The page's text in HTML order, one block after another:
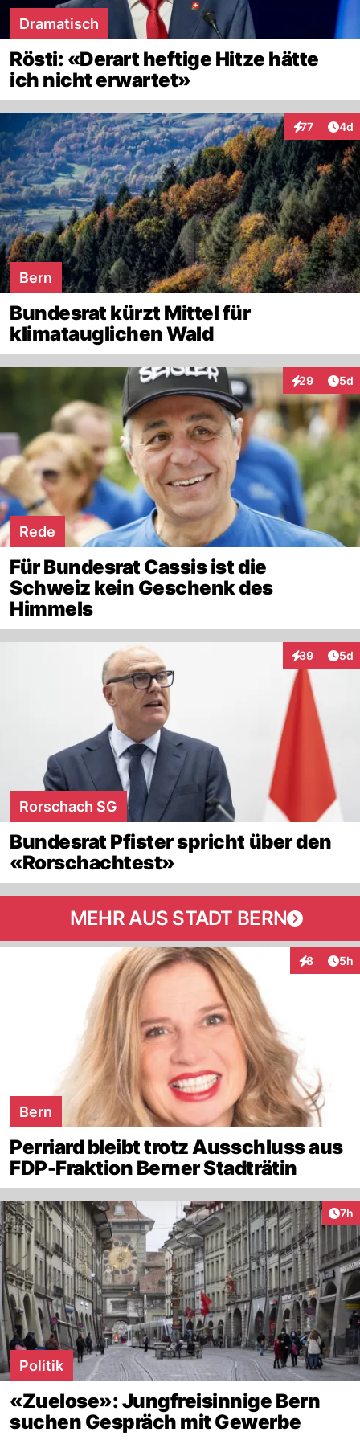
Dramatisch
Rösti: «Derart heftige Hitze hätte
ich nicht erwartet»
77
Interaktionen
4d
Bern
Bundesrat kürzt Mittel für
klimatauglichen Wald
29
Interaktionen
5d
Rede
Für Bundesrat Cassis ist die
Schweiz kein Geschenk des
Himmels
39
Interaktionen
5d
Rorschach SG
Bundesrat Pfister spricht über den
«Rorschachtest»
MEHR AUS STADT BERN
8 5h
Bern
Perriard bleibt trotz Ausschluss aus
FDP-Fraktion Berner Stadträtin
7h
Politik
«Zuelose»: Jungfreisinnige Bern
suchen Gespräch mit Gewerbe